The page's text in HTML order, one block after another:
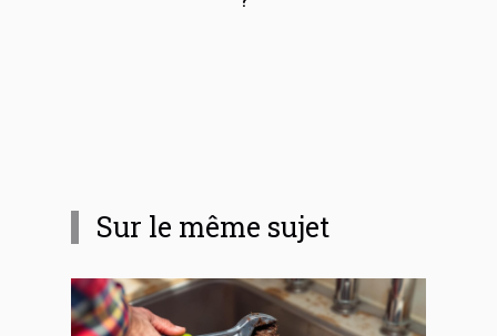
Sur le même sujet